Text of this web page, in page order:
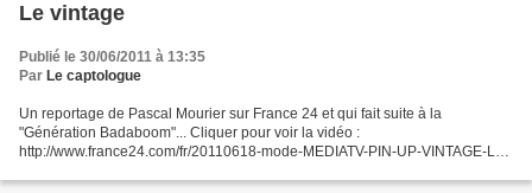
Le vintage
Publié le 30/06/2011 à 13:35
Par Le captologue
Un reportage de Pascal Mourier sur France 24 et qui fait suite à la
"Génération Badaboom"... Cliquer pour voir la vidéo :
http://www.france24.com/fr/20110618-mode-MEDIATV-PIN-UP-VINTAGE-Le-